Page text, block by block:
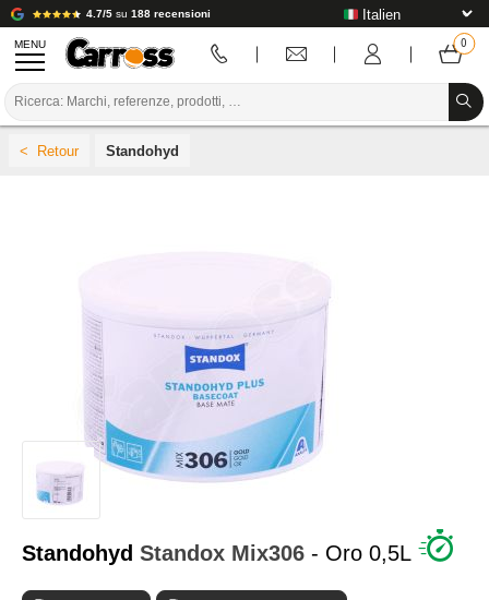
4.7/5 su 188 recensioni
MENU
MATERIALI DI CONSUMO PER LA CARROZZERIA
STRUMENTI PER LA CARROZZERIA
ATTREZZATURE PER CARROZZERIA
INSTALLAZIONE IN LABORATORIO
TUTORIAL E CONSIGLI
Standohyd
Standohyd Standox Mix306 - Oro 0,5L